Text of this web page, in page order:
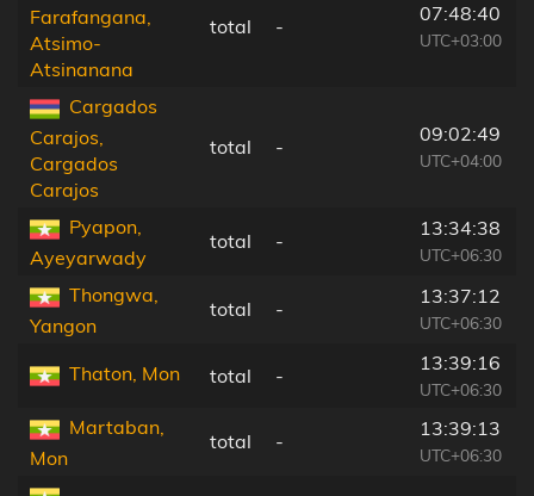
Farafangana,
Atsimo-
Atsinanana
total -
07:48:40
UTC+03:00
Cargados
Carajos,
Cargados
Carajos
total -
09:02:49
UTC+04:00
Pyapon,
Ayeyarwady
total -
13:34:38
UTC+06:30
Thongwa,
Yangon
total -
13:37:12
UTC+06:30
Thaton, Mon total -
13:39:16
UTC+06:30
Martaban,
Mon
total -
13:39:13
UTC+06:30